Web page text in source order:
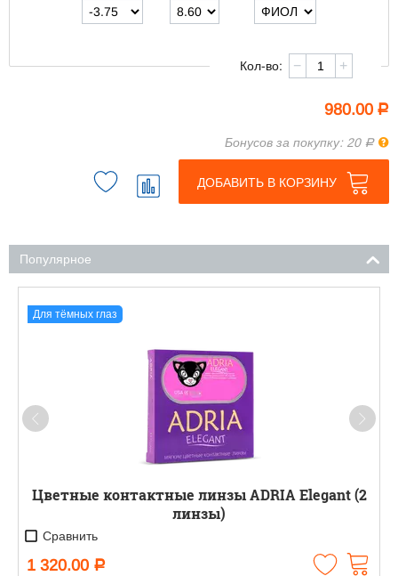
Кол-во: − +
980.00 Р
Бонусов за покупку: 20 Р
ДОБАВИТЬ В КОРЗИНУ
Популярное
Для тёмных глаз
Цветные контактные линзы ADRIA Elegant (2
линзы)
Сравнить
1 320.00 Р